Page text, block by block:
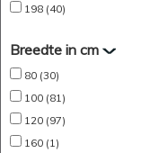
198 (40)
Breedte in cm
80 (30)
100 (81)
120 (97)
160 (1)